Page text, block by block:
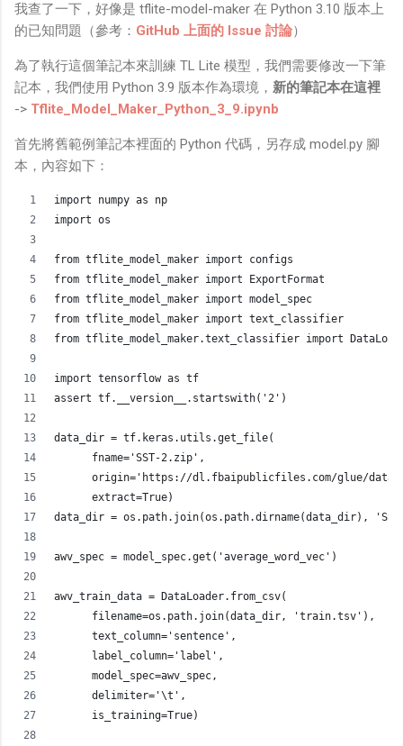
我查了一下，好像是 tflite-model-maker 在 Python 3.10 版本上
的已知問題（參考： GitHub 上面的 Issue 討論）
為了執行這個筆記本來訓練 TL Lite 模型，我們需要修改一下筆
記本，我們使用 Python 3.9 版本作為環境， 新的筆記本在這裡
-> Tflite_Model_Maker_Python_3_9.ipynb
首先將舊範例筆記本裡面的 Python 代碼，另存成 model.py 腳
本，內容如下：
import numpy as np
import os
from tflite_model_maker import configs
from tflite_model_maker import ExportFormat
from tflite_model_maker import model_spec
from tflite_model_maker import text_classifier
from tflite_model_maker.text_classifier import
import tensorflow as tf
assert tf.__version__.startswith('2')
data_dir = tf.keras.utils.get_file(
      fname='SST-2.zip',
origin='https://dl.fbaipublicfiles.com/glue/
      extract=True)
data_dir = os.path.join(os.path.dirname(data_dir),
awv_spec = model_spec.get('average_word_vec')
awv_train_data = DataLoader.from_csv(
      filename=os.path.join(data_dir, 'train.tsv'),
      text_column='sentence',
      label_column='label',
      model_spec=awv_spec,
      delimiter='\t',
      is_training=True)